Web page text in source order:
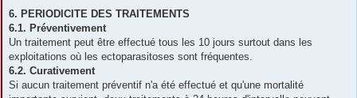
6. PERIODICITE DES TRAITEMENTS
6.1. Préventivement
Un traitement peut être effectué tous les 10 jours surtout dans les
exploitations où les ectoparasitoses sont fréquentes.
6.2. Curativement
Si aucun traitement préventif n'a été effectué et qu'une mortalité